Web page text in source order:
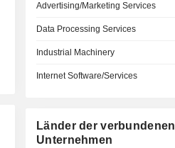
Advertising/Marketing Services
Data Processing Services
Industrial Machinery
Internet Software/Services
Länder der verbundenen
Unternehmen